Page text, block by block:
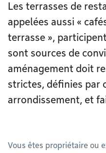
Les terrasses de
appelées aussi «
terrasse »,
sont sources de
aménagement doit
strictes, définies par
arrondissement, et
Vous êtes propriétaire ou